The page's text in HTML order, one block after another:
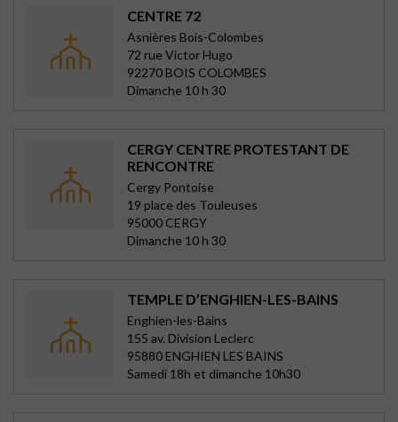
CENTRE 72
Asnières Bois-Colombes
72 rue Victor Hugo
92270 BOIS COLOMBES
Dimanche 10 h 30
CERGY CENTRE PROTESTANT DE
RENCONTRE
Cergy Pontoise
19 place des Touleuses
95000 CERGY
Dimanche 10 h 30
TEMPLE D’ENGHIEN-LES-BAINS
Enghien-les-Bains
155 av. Division Leclerc
95880 ENGHIEN LES BAINS
Samedi 18h et dimanche 10h30